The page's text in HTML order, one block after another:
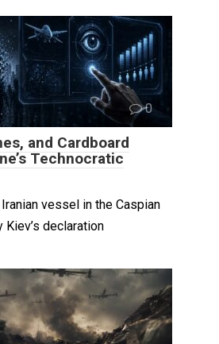
0
and Cardboard
Technocratic
vessel in the Caspian
declaration